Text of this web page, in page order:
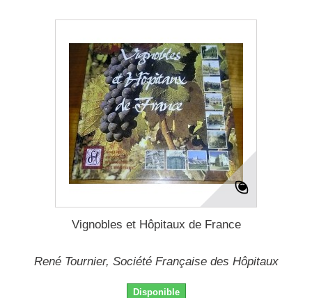
Vignobles et Hôpitaux de France
René Tournier, Société Française des Hôpitaux
Disponible